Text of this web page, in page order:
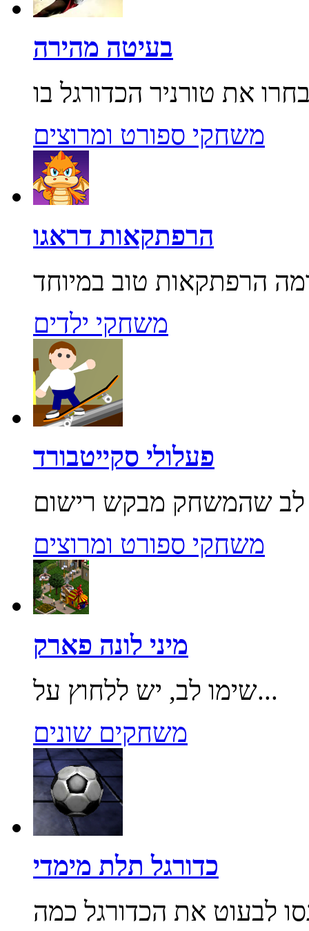
בעיטה מהירה
משחקי ספורט ומרוצים
הרפתקאות דראגו
משחקי ילדים
פעלולי סקייטבורד
משחקי ספורט ומרוצים
מיני לונה פארק
שימו לב, יש ללחוץ על...
משחקים שונים
כדורגל תלת מימדי